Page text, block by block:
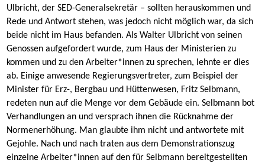
Ulbricht, der SED-Generalsekretär – sollten herauskommen und
Rede und Antwort stehen, was jedoch nicht möglich war, da sich
beide nicht im Haus befanden. Als Walter Ulbricht von seinen
Genossen aufgefordert wurde, zum Haus der Ministerien zu
kommen und zu den Arbeiter*innen zu sprechen, lehnte er dies
ab. Einige anwesende Regierungsvertreter, zum Beispiel der
Minister für Erz-, Bergbau und Hüttenwesen, Fritz Selbmann,
redeten nun auf die Menge vor dem Gebäude ein. Selbmann bot
Verhandlungen an und versprach ihnen die Rücknahme der
Normenerhöhung. Man glaubte ihm nicht und antwortete mit
Gejohle. Nach und nach traten aus dem Demonstrationszug
einzelne Arbeiter*innen auf den für Selbmann bereitgestellten